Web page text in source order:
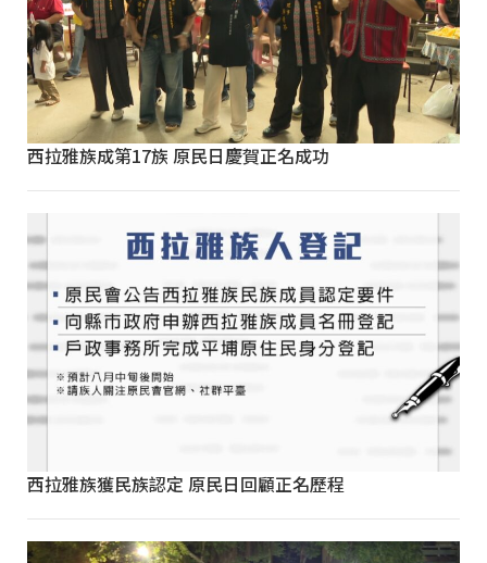
西拉雅族成第17族 原民日慶賀正名成功
西拉雅族獲民族認定 原民日回顧正名歷程